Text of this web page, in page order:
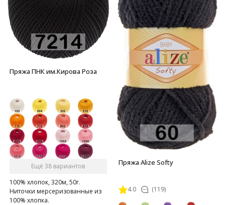
Пряжа ПНК им.Кирова Роза
Ещё 38 вариантов
100% хлопок, 320м, 50г.
Ниточки мерсеризованные из
100% хлопка.
Пряжа Alize Softy
4.0 (119)